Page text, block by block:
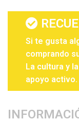
Si te gusta
comprando
La cultura y
apoyo activo.